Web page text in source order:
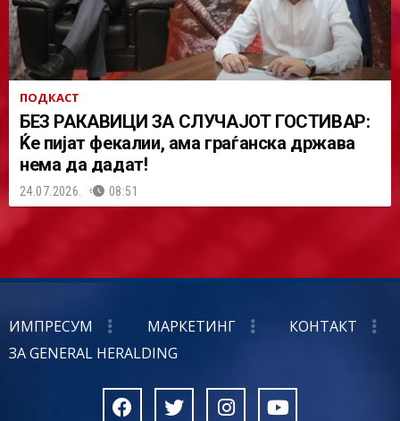
ПОДКАСТ
БЕЗ РАКАВИЦИ ЗА СЛУЧАЈОТ ГОСТИВАР:
Ќе пијат фекалии, ама граѓанска држава
нема да дадат!
24.07.2026. 08:51
ИМПРЕСУМ МАРКЕТИНГ
КОНТАКТ
ЗА GENERAL HERALDING